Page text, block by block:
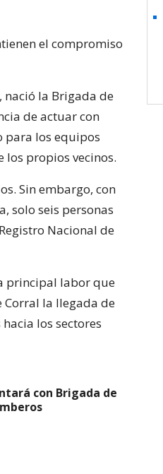
el compromiso
nació la Brigada de
de actuar con
para los equipos
propios vecinos.
Sin embargo, con
solo seis personas
Nacional de
principal labor que
la llegada de
los sectores
con Brigada de